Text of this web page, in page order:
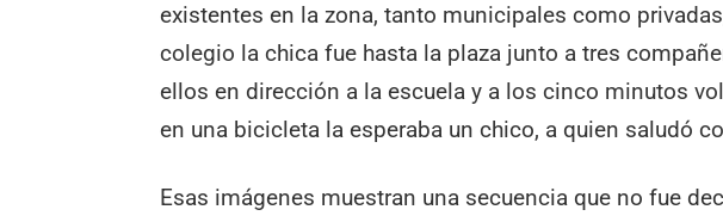
existentes en la zona, tanto municipales como
colegio la chica fue hasta la plaza junto a tres
ellos en dirección a la escuela y a los cinco minutos
en una bicicleta la esperaba un chico, a quien saludó
Esas imágenes muestran una secuencia que no fue